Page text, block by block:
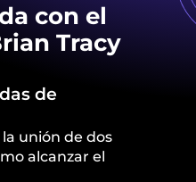
con el
Tracy
de
unión de dos
alcanzar el